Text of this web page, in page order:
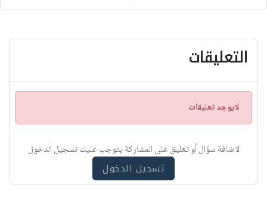
التعليقات
ت
ن
ي
لايوجد تعليقات
لاضافة سؤال أو تعليق على المشاركة يتوجب عليك تسجيل الدخول
تسجيل الدخول